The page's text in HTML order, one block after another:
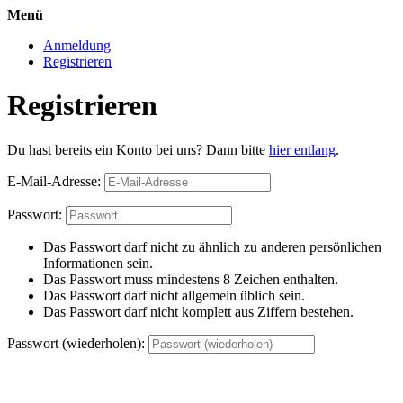
Menü
Anmeldung
Registrieren
Registrieren
Du hast bereits ein Konto bei uns? Dann bitte hier entlang.
E-Mail-Adresse:
Passwort:
Das Passwort darf nicht zu ähnlich zu anderen persönlichen
Informationen sein.
Das Passwort muss mindestens 8 Zeichen enthalten.
Das Passwort darf nicht allgemein üblich sein.
Das Passwort darf nicht komplett aus Ziffern bestehen.
Passwort (wiederholen):